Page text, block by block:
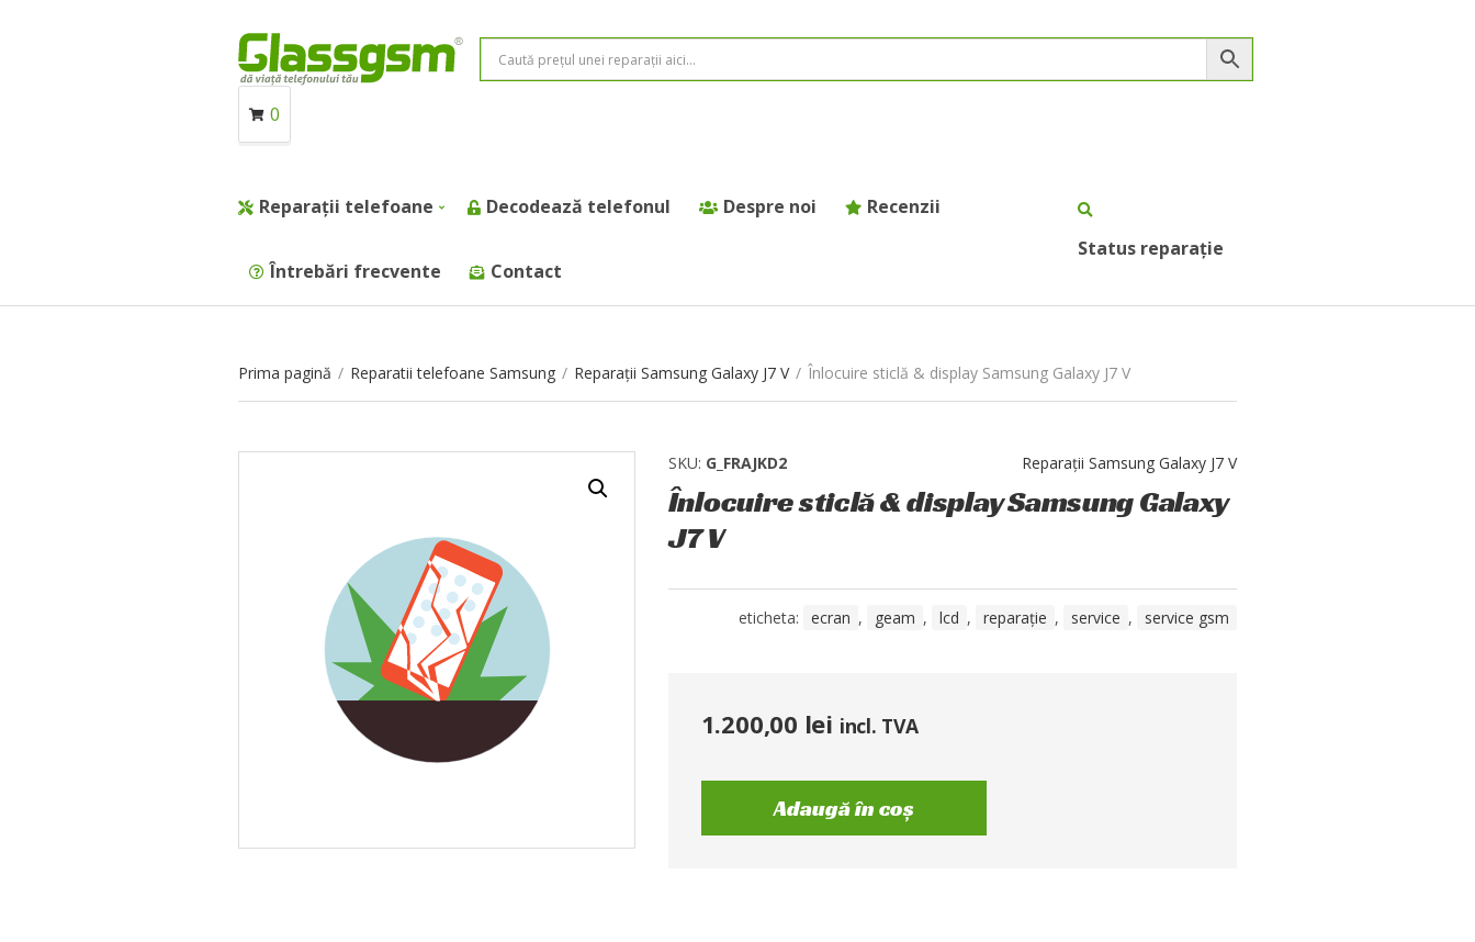
0
Reparații telefoane Decodează telefonul Despre noi Recenzii
Întrebări frecvente Contact
Status reparație
Prima pagină / Reparatii telefoane Samsung / Reparații Samsung Galaxy J7 V / Înlocuire sticlă & display Samsung Galaxy J7 V
SKU: G_FRAJKD2 Reparații Samsung Galaxy J7 V
Înlocuire sticlă & display Samsung Galaxy
J7 V
eticheta: ecran , geam , lcd , reparație , service , service gsm
1.200,00 lei incl. TVA
Adaugă în coș